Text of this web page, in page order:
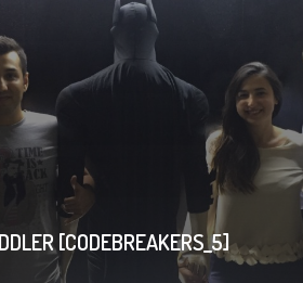
[CODEBREAKERS_5]